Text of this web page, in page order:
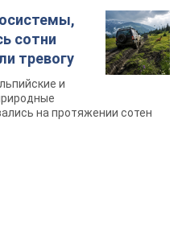
сотни
тревогу
и
на протяжении сотен